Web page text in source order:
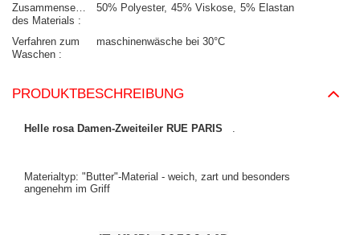
Zusammensetzung
des Materials
50% Polyester 45% Viskose 5% Elastan
Verfahren zum
Waschen
maschinenwäsche bei 30°C
PRODUKTBESCHREIBUNG
Helle rosa Damen-Zweiteiler RUE PARIS
Materialtyp: "Butter"-Material - weich, zart und besonders
angenehm im Griff